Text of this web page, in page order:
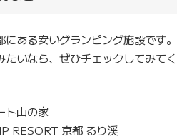
ある安いグランピング施設です。
いなら、ぜひチェックしてみてく
ト山の家
RESORT 京都 るり渓